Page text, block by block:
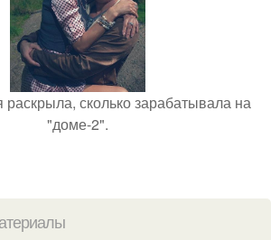
раскрыла, сколько зарабатывала на
"доме-2".